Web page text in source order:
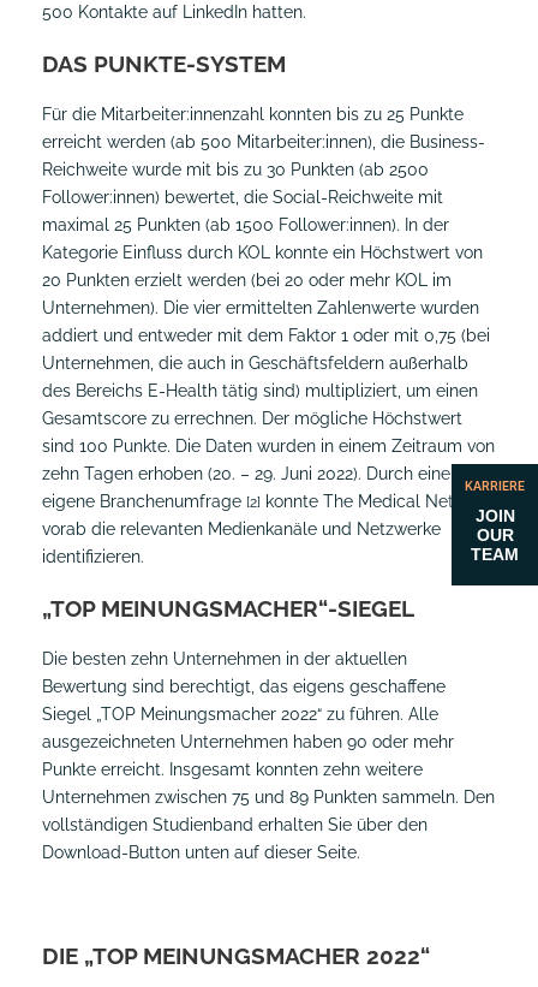
500 Kontakte auf LinkedIn hatten.
DAS PUNKTE-SYSTEM
Für die Mitarbeiter:innenzahl konnten bis zu 25 Punkte
erreicht werden (ab 500 Mitarbeiter:innen), die Business-
Reichweite wurde mit bis zu 30 Punkten (ab 2500
Follower:innen) bewertet, die Social-Reichweite mit
maximal 25 Punkten (ab 1500 Follower:innen). In der
Kategorie Einfluss durch KOL konnte ein Höchstwert von
20 Punkten erzielt werden (bei 20 oder mehr KOL im
Unternehmen). Die vier ermittelten Zahlenwerte wurden
addiert und entweder mit dem Faktor 1 oder mit 0,75 (bei
Unternehmen, die auch in Geschäftsfeldern außerhalb
des Bereichs E-Health tätig sind) multipliziert, um einen
Gesamtscore zu errechnen. Der mögliche Höchstwert
sind 100 Punkte. Die Daten wurden in einem Zeitraum von
zehn Tagen erhoben (20. – 29. Juni 2022). Durch eine
eigene Branchenumfrage [2] konnte The Medical Network
vorab die relevanten Medienkanäle und Netzwerke
identifizieren.
„TOP MEINUNGSMACHER“-SIEGEL
Die besten zehn Unternehmen in der aktuellen
Bewertung sind berechtigt, das eigens geschaffene
Siegel „TOP Meinungsmacher 2022“ zu führen. Alle
ausgezeichneten Unternehmen haben 90 oder mehr
Punkte erreicht. Insgesamt konnten zehn weitere
Unternehmen zwischen 75 und 89 Punkten sammeln. Den
vollständigen Studienband erhalten Sie über den
Download-Button unten auf dieser Seite.
DIE „TOP MEINUNGSMACHER 2022“
KARRIERE
JOIN
OUR
TEAM